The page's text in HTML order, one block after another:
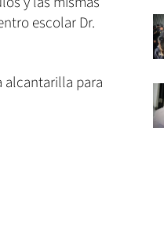
escolar Dr.
alcantarilla para